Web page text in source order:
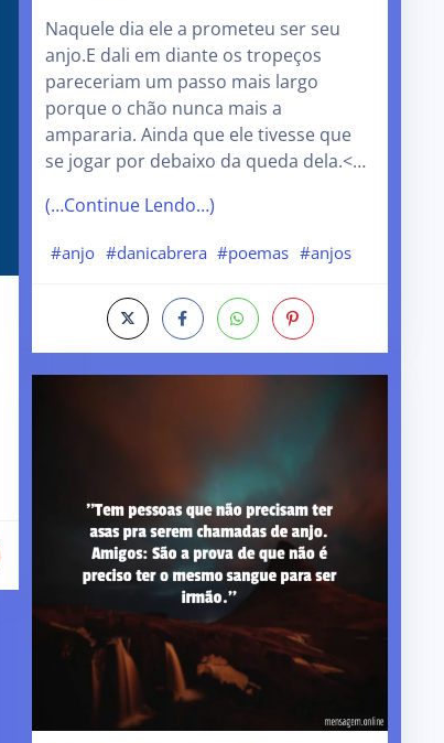
Naquele dia ele a prometeu ser seu
anjo.E dali em diante os tropeços
pareceriam um passo mais largo
porque o chão nunca mais a
ampararia. Ainda que ele tivesse que
se jogar por debaixo da queda dela.<…
(…Continue Lendo…)
#anjo #danicabrera #poemas #anjos